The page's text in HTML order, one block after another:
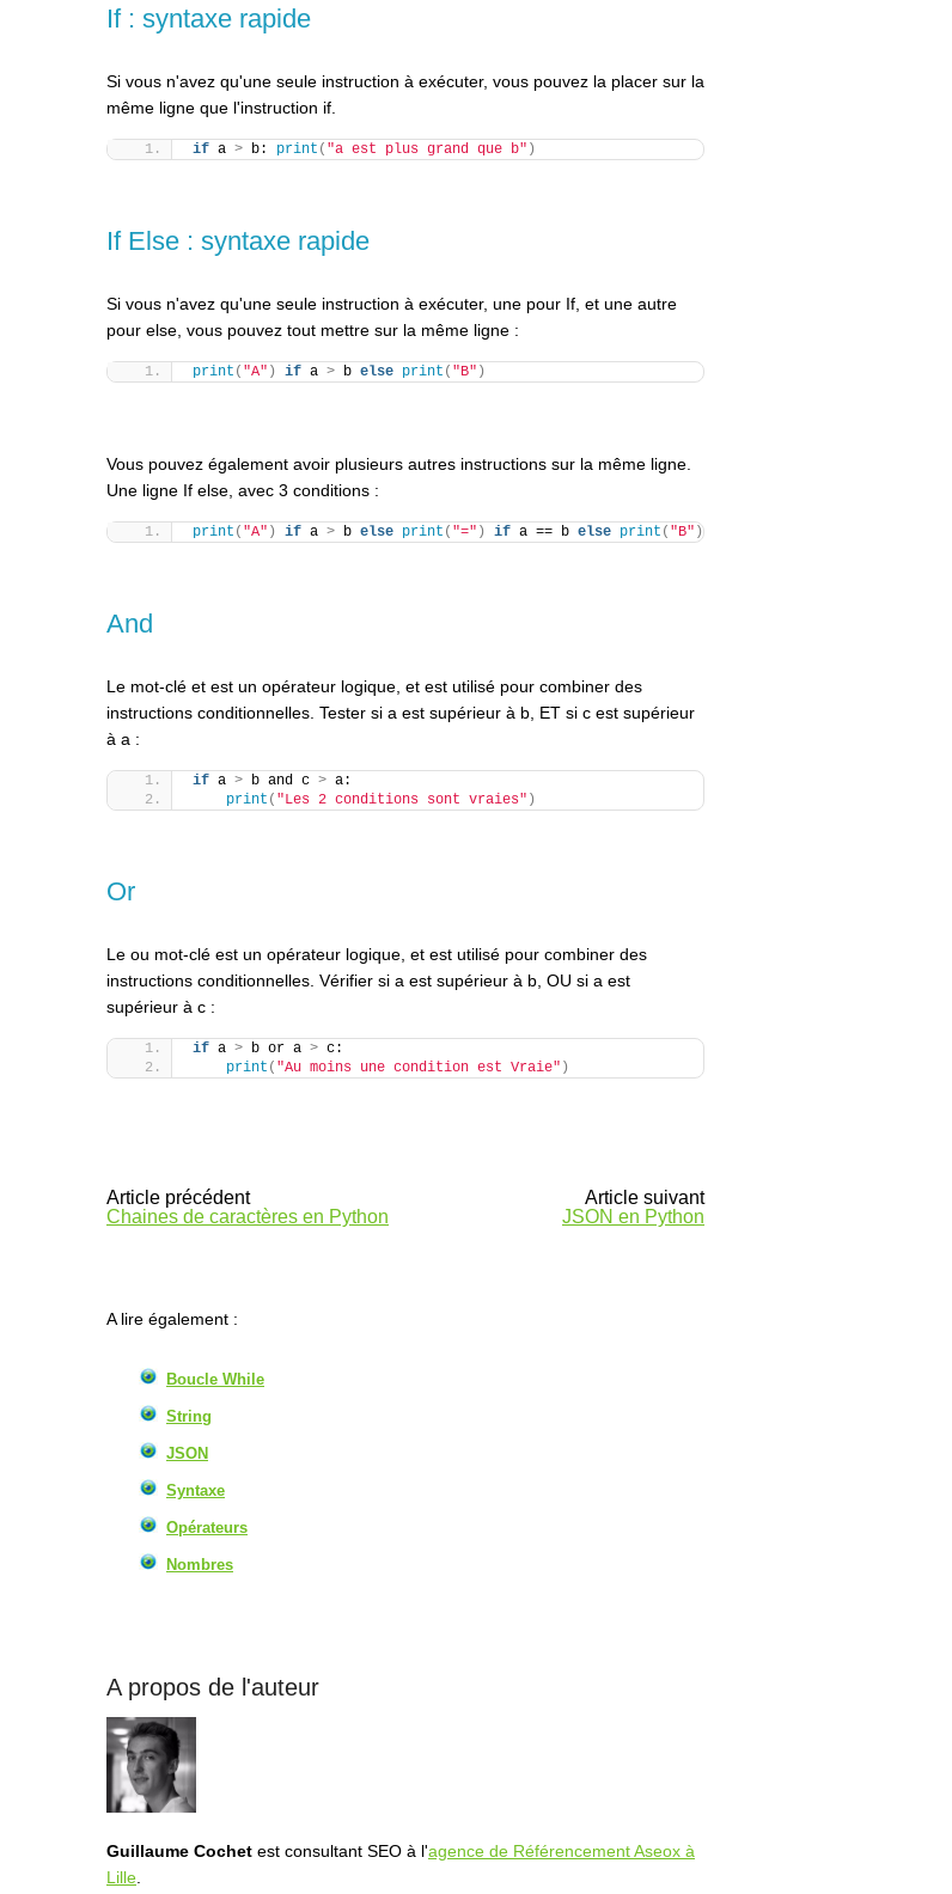
If : syntaxe rapide
Si vous n'avez qu'une seule instruction à exécuter, vous pouvez la placer sur la
même ligne que l'instruction if.
if a > b: print ( "a est plus grand que b" )
If Else : syntaxe rapide
Si vous n'avez qu'une seule instruction à exécuter, une pour If, et une autre
pour else, vous pouvez tout mettre sur la même ligne :
print ( "A" ) if a > b else print ( "B" )
Vous pouvez également avoir plusieurs autres instructions sur la même ligne.
Une ligne If else, avec 3 conditions :
print ( "A" ) if a > b else print ( "=" ) if a == b else print ( "B" )
And
Le mot-clé et est un opérateur logique, et est utilisé pour combiner des
instructions conditionnelles. Tester si a est supérieur à b, ET si c est supérieur
à a :
if a > b and c > a:
print ( "Les 2 conditions sont vraies" )
Or
Le ou mot-clé est un opérateur logique, et est utilisé pour combiner des
instructions conditionnelles. Vérifier si a est supérieur à b, OU si a est
supérieur à c :
if a > b or a > c:
print ( "Au moins une condition est Vraie" )
Article précédent
Chaines de caractères en Python
Article suivant
JSON en Python
A lire également :
Boucle While
String
JSON
Syntaxe
Opérateurs
Nombres
A propos de l'auteur
Guillaume Cochet est consultant SEO à l'agence de Référencement Aseox à
Lille